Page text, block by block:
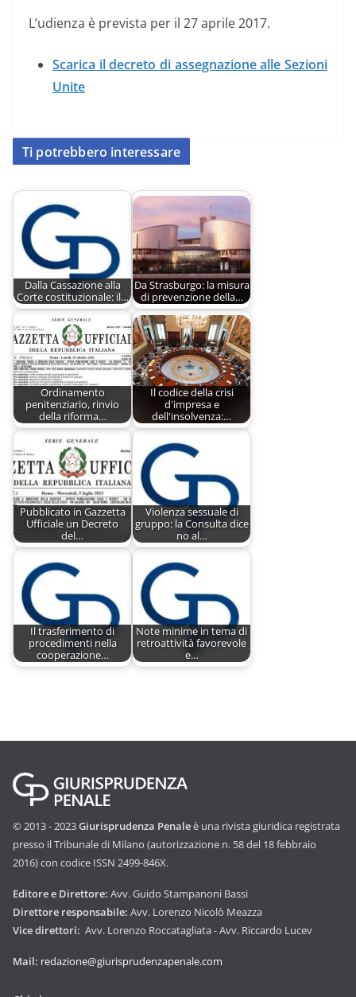
L’udienza è prevista per il 27 aprile 2017.
Scarica il decreto di assegnazione alle Sezioni
Unite
Ti potrebbero interessare
Dalla Cassazione alla
Corte costituzionale: il…
Da Strasburgo: la misura
di prevenzione della…
Ordinamento
penitenziario, rinvio
della riforma…
Il codice della crisi
d'impresa e
dell'insolvenza:…
Pubblicato in Gazzetta
Ufficiale un Decreto
del…
Violenza sessuale di
gruppo: la Consulta dice
no al…
Il trasferimento di
procedimenti nella
cooperazione…
Note minime in tema di
retroattività favorevole
e…
© 2013 - 2023Giurisprudenza Penaleè una rivista giuridica registrata
presso il Tribunale di Milano (autorizzazione n. 58 del 18 febbraio
2016) con codice ISSN 2499-846X.
Editore e Direttore: Avv. Guido Stampanoni Bassi
Direttore responsabile: Avv. Lorenzo Nicolò Meazza
Vice direttori: Avv. Lorenzo Roccatagliata - Avv. Riccardo Lucev
Mail: redazione@giurisprudenzapenale.com